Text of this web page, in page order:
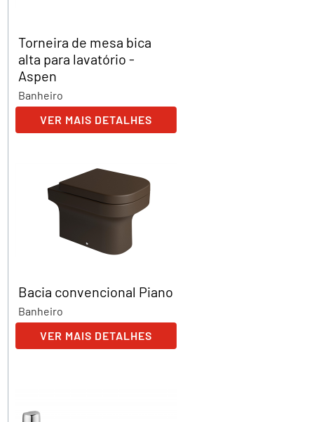
Torneira de mesa bica
alta para lavatório -
Aspen
Banheiro
VER MAIS DETALHES
Bacia convencional Piano
Banheiro
VER MAIS DETALHES